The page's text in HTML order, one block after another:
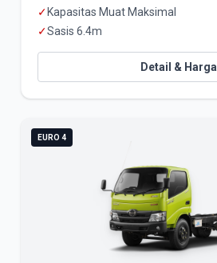
✓ Kapasitas Muat Maksimal
✓Sasis 6.4m
Detail & Harga
EURO 4